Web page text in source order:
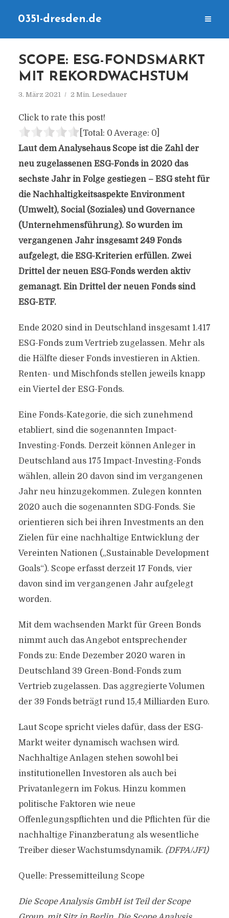
0351-dresden.de
SCOPE: ESG-FONDSMARKT
MIT REKORDWACHSTUM
3. März 2021 2 Min. Lesedauer
Click to rate this post!
[Total: 0 Average: 0]
Laut dem Analysehaus Scope ist die Zahl der
neu zugelassenen ESG-Fonds in 2020 das
sechste Jahr in Folge gestiegen – ESG steht für
die Nachhaltigkeitsaspekte Environment
(Umwelt), Social (Soziales) und Governance
(Unternehmensführung). So wurden im
vergangenen Jahr insgesamt 249 Fonds
aufgelegt, die ESG-Kriterien erfüllen. Zwei
Drittel der neuen ESG-Fonds werden aktiv
gemanagt. Ein Drittel der neuen Fonds sind
ESG-ETF.
Ende 2020 sind in Deutschland insgesamt 1.417
ESG-Fonds zum Vertrieb zugelassen. Mehr als
die Hälfte dieser Fonds investieren in Aktien.
Renten- und Mischfonds stellen jeweils knapp
ein Viertel der ESG-Fonds.
Eine Fonds-Kategorie, die sich zunehmend
etabliert, sind die sogenannten Impact-
Investing-Fonds. Derzeit können Anleger in
Deutschland aus 175 Impact-Investing-Fonds
wählen, allein 20 davon sind im vergangenen
Jahr neu hinzugekommen. Zulegen konnten
2020 auch die sogenannten SDG-Fonds. Sie
orientieren sich bei ihren Investments an den
Zielen für eine nachhaltige Entwicklung der
Vereinten Nationen („Sustainable Development
Goals“). Scope erfasst derzeit 17 Fonds, vier
davon sind im vergangenen Jahr aufgelegt
worden.
Mit dem wachsenden Markt für Green Bonds
nimmt auch das Angebot entsprechender
Fonds zu: Ende Dezember 2020 waren in
Deutschland 39 Green-Bond-Fonds zum
Vertrieb zugelassen. Das aggregierte Volumen
der 39 Fonds beträgt rund 15,4 Milliarden Euro.
Laut Scope spricht vieles dafür, dass der ESG-
Markt weiter dynamisch wachsen wird.
Nachhaltige Anlagen stehen sowohl bei
institutionellen Investoren als auch bei
Privatanlegern im Fokus. Hinzu kommen
politische Faktoren wie neue
Offenlegungspflichten und die Pflichten für die
nachhaltige Finanzberatung als wesentliche
Treiber dieser Wachstumsdynamik. (DFPA/JF1)
Quelle: Pressemitteilung Scope
Die Scope Analysis GmbH ist Teil der Scope